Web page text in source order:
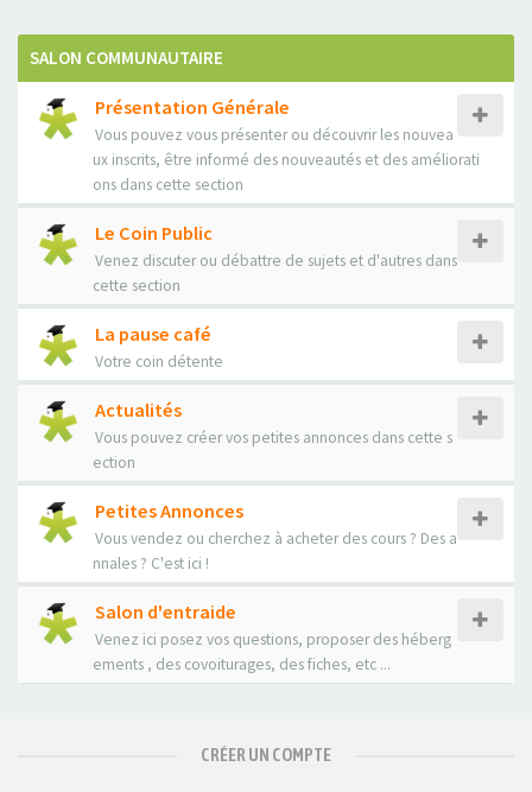
SALON COMMUNAUTAIRE
Présentation Générale
Vous pouvez vous présenter ou découvrir les nouvea
ux inscrits, être informé des nouveautés et des améliorati
ons dans cette section
Le Coin Public
Venez discuter ou débattre de sujets et d'autres dans
cette section
La pause café
Votre coin détente
Actualités
Vous pouvez créer vos petites annonces dans cette s
ection
Petites Annonces
Vous vendez ou cherchez à acheter des cours ? Des a
nnales ? C'est ici !
Salon d'entraide
Venez ici posez vos questions, proposer des héberg
ements , des covoiturages, des fiches, etc ...
CRÉER UN COMPTE